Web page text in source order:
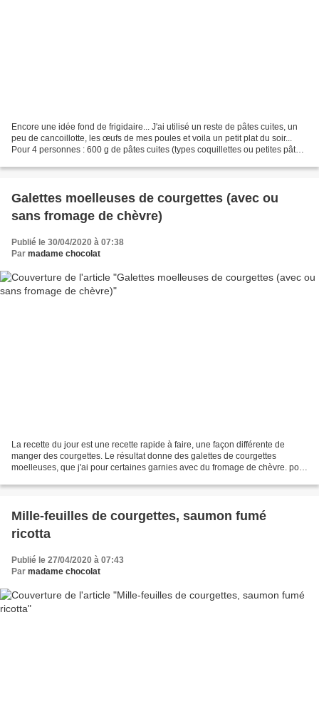
Encore une idée fond de frigidaire... J'ai utilisé un reste de pâtes cuites, un
peu de cancoillotte, les œufs de mes poules et voila un petit plat du soir...
Pour 4 personnes : 600 g de pâtes cuites (types coquillettes ou petites pâtes)
Galettes moelleuses de courgettes (avec ou
sans fromage de chèvre)
Publié le 30/04/2020 à 07:38
Par madame chocolat
La recette du jour est une recette rapide à faire, une façon différente de
manger des courgettes. Le résultat donne des galettes de courgettes
moelleuses, que j'ai pour certaines garnies avec du fromage de chèvre. pour
Mille-feuilles de courgettes, saumon fumé
ricotta
Publié le 27/04/2020 à 07:43
Par madame chocolat